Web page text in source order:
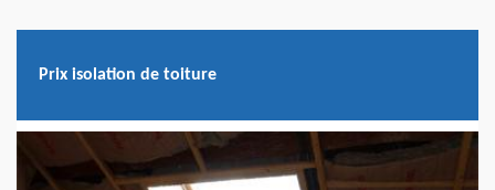
Prix isolation de toiture